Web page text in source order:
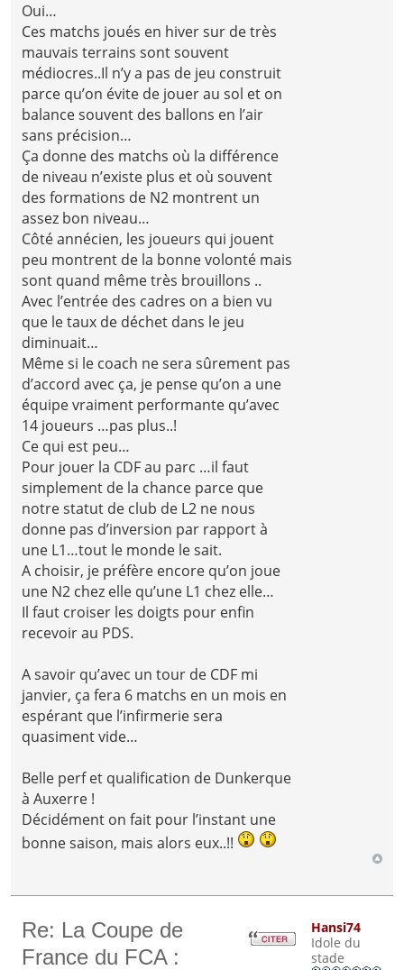
Oui…
Ces matchs joués en hiver sur de très
mauvais terrains sont souvent
médiocres..Il n’y a pas de jeu construit
parce qu’on évite de jouer au sol et on
balance souvent des ballons en l’air
sans précision…
Ça donne des matchs où la différence
de niveau n’existe plus et où souvent
des formations de N2 montrent un
assez bon niveau…
Côté annécien, les joueurs qui jouent
peu montrent de la bonne volonté mais
sont quand même très brouillons ..
Avec l’entrée des cadres on a bien vu
que le taux de déchet dans le jeu
diminuait…
Même si le coach ne sera sûrement pas
d’accord avec ça, je pense qu’on a une
équipe vraiment performante qu’avec
14 joueurs …pas plus..!
Ce qui est peu…
Pour jouer la CDF au parc …il faut
simplement de la chance parce que
notre statut de club de L2 ne nous
donne pas d’inversion par rapport à
une L1…tout le monde le sait.
A choisir, je préfère encore qu’on joue
une N2 chez elle qu’une L1 chez elle…
Il faut croiser les doigts pour enfin
recevoir au PDS.
A savoir qu’avec un tour de CDF mi
janvier, ça fera 6 matchs en un mois en
espérant que l’infirmerie sera
quasiment vide…
Belle perf et qualification de Dunkerque
à Auxerre !
Décidément on fait pour l’instant une
bonne saison, mais alors eux..!!
Re: La Coupe de
France du FCA :
Hansi74
Idole du
stade